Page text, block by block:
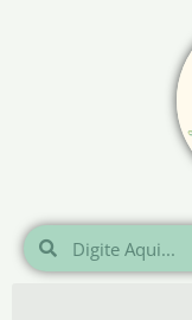
Pesquisar
Pesquisar